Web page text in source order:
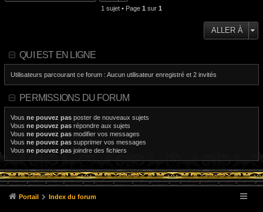
1 sujet • Page 1 sur 1
ALLER À
QUI EST EN LIGNE
Utilisateurs parcourant ce forum : Aucun utilisateur enregistré et 2 invités
PERMISSIONS DU FORUM
Vous ne pouvez pas poster de nouveaux sujets
Vous ne pouvez pas répondre aux sujets
Vous ne pouvez pas modifier vos messages
Vous ne pouvez pas supprimer vos messages
Vous ne pouvez pas joindre des fichiers
Portail Index du forum